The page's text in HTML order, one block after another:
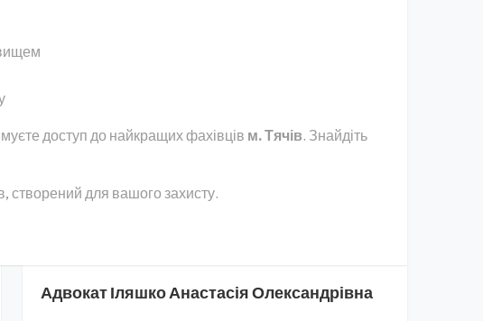
доступ до найкращих фахівців м. Тячів. Знайдіть
створений для вашого захисту.
АдвокатІляшко Анастасія Олександрівна